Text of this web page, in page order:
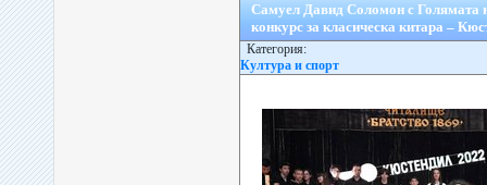
Самуел Давид Соломон с Голямата
конкурс за класическа китара –
Категория:
Култура и спорт